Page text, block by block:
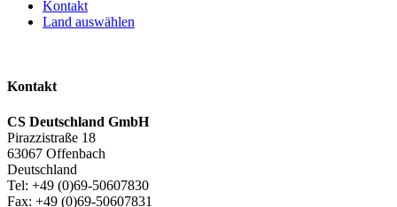
Kontakt
Land auswählen
Kontakt
CS Deutschland GmbH
Pirazzistraße 18
63067 Offenbach
Deutschland
Tel: +49 (0)69-50607830
Fax: +49 (0)69-50607831